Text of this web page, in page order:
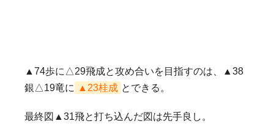
▲74歩に△29飛成と攻め合いを目指すのは、▲38
銀△19竜に ▲23桂成 とできる。
最終図▲31飛と打ち込んだ図は先手良し。